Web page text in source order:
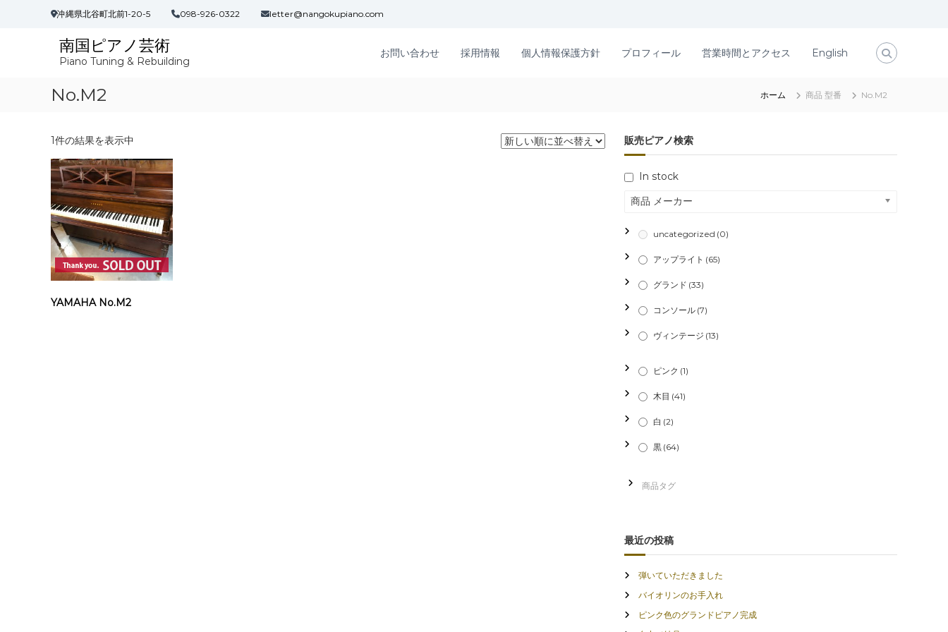
沖縄県北谷町北前1-20-5 098-926-0322 letter@nangokupiano.com
南国ピアノ芸術
Piano Tuning & Rebuilding
お問い合わせ 採用情報 個人情報保護方針 プロフィール 営業時間とアクセス English
No.M2 ホーム 商品 型番 No.M2
1件の結果を表示中
YAMAHA No.M2
販売ピアノ検索
In stock
商品 メーカー
uncategorized (0)
アップライト (65)
グランド (33)
コンソール (7)
ヴィンテージ (13)
ピンク (1)
木目 (41)
白 (2)
黒 (64)
最近の投稿
弾いていただきました
バイオリンのお手入れ
ピンク色のグランドピアノ完成